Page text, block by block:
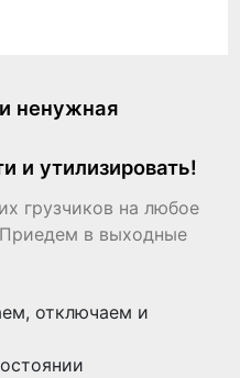
ненужная
и утилизировать!
грузчиков на любое
в выходные
отключаем и